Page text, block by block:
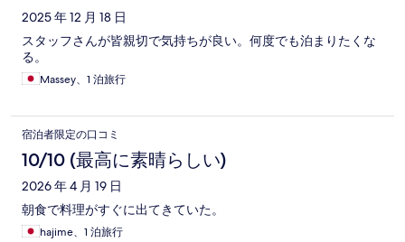
2025 年 12 月 18 日
スタッフさんが皆親切で気持ちが良い。何度でも泊まりたくな
る。
Massey、1 泊旅行
宿泊者限定の口コミ
10/10 (最高に素晴らしい)
2026 年 4 月 19 日
朝食で料理がすぐに出てきていた。
hajime、1 泊旅行